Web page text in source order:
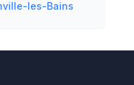
les-Bains